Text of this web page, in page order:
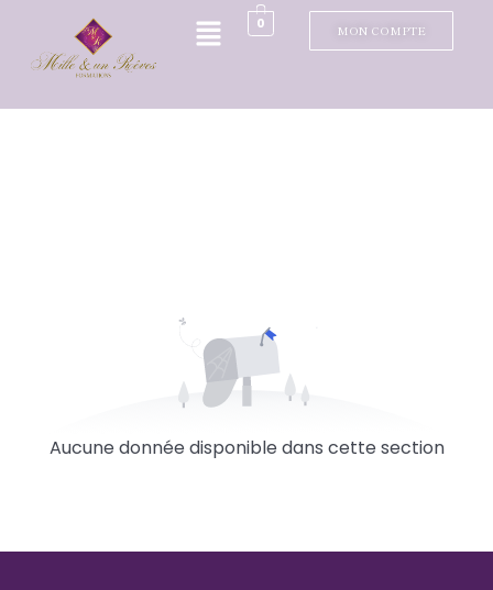
0 MON COMPTE
Aucune donnée disponible dans cette section